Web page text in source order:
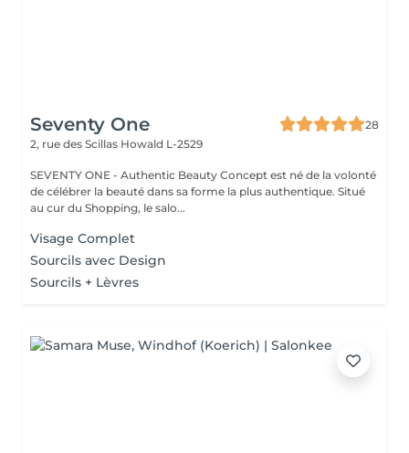
Seventy One
28
2, rue des Scillas Howald L-2529
SEVENTY ONE - Authentic Beauty Concept est né de la volonté
de célébrer la beauté dans sa forme la plus authentique. Situé
au cur du Shopping, le salo...
Visage Complet
Sourcils avec Design
Sourcils + Lèvres